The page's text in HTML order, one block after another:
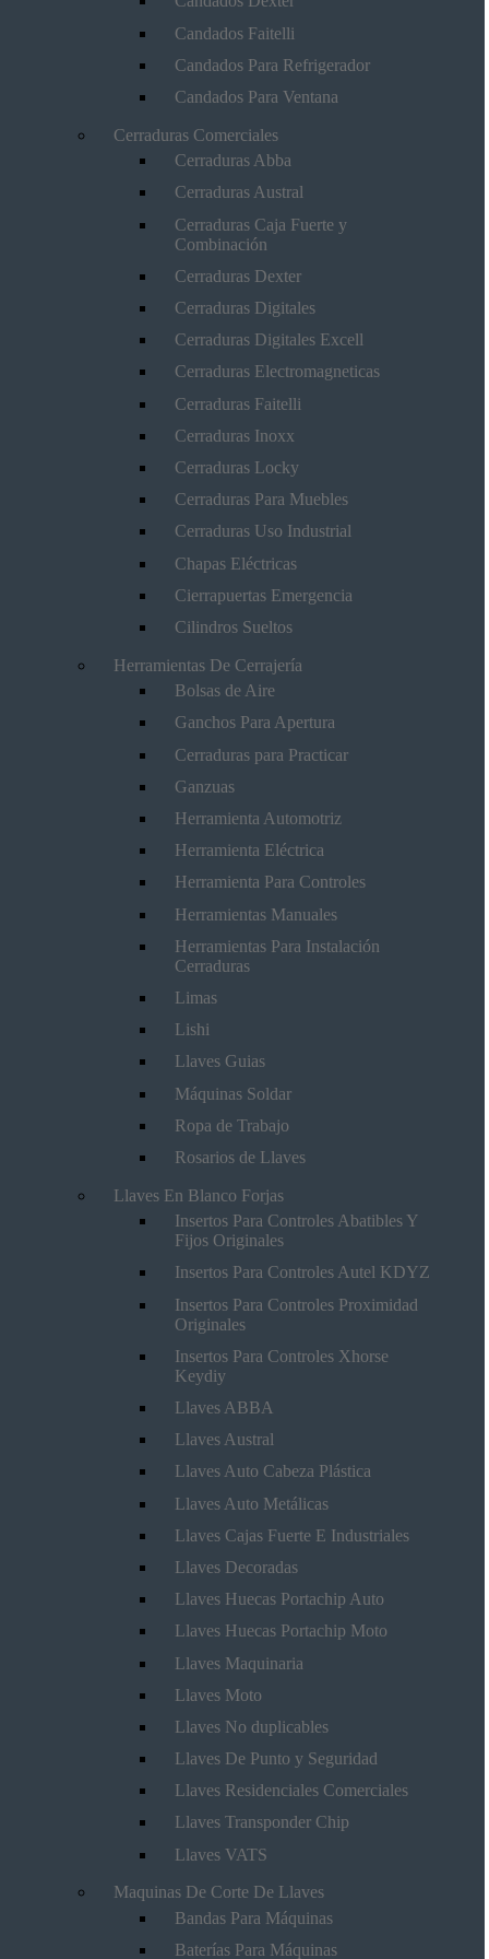
Candados Faitelli
Candados Para Refrigerador
Candados Para Ventana
Cerraduras Comerciales
Cerraduras Abba
Cerraduras Austral
Cerraduras Caja Fuerte y
Combinación
Cerraduras Dexter
Cerraduras Digitales
Cerraduras Digitales Excell
Cerraduras Electromagneticas
Cerraduras Faitelli
Cerraduras Inoxx
Cerraduras Locky
Cerraduras Para Muebles
Cerraduras Uso Industrial
Chapas Eléctricas
Cierrapuertas Emergencia
Cilindros Sueltos
Herramientas De Cerrajería
Bolsas de Aire
Ganchos Para Apertura
Cerraduras para Practicar
Ganzuas
Herramienta Automotriz
Herramienta Eléctrica
Herramienta Para Controles
Herramientas Manuales
Herramientas Para Instalación
Cerraduras
Limas
Lishi
Llaves Guias
Máquinas Soldar
Ropa de Trabajo
Rosarios de Llaves
Llaves En Blanco Forjas
Insertos Para Controles Abatibles Y
Fijos Originales
Insertos Para Controles Autel KDYZ
Insertos Para Controles Proximidad
Originales
Insertos Para Controles Xhorse
Keydiy
Llaves ABBA
Llaves Austral
Llaves Auto Cabeza Plástica
Llaves Auto Metálicas
Llaves Cajas Fuerte E Industriales
Llaves Decoradas
Llaves Huecas Portachip Auto
Llaves Huecas Portachip Moto
Llaves Maquinaria
Llaves Moto
Llaves No duplicables
Llaves De Punto y Seguridad
Llaves Residenciales Comerciales
Llaves Transponder Chip
Llaves VATS
Maquinas De Corte De Llaves
Bandas Para Máquinas
Baterías Para Máquinas